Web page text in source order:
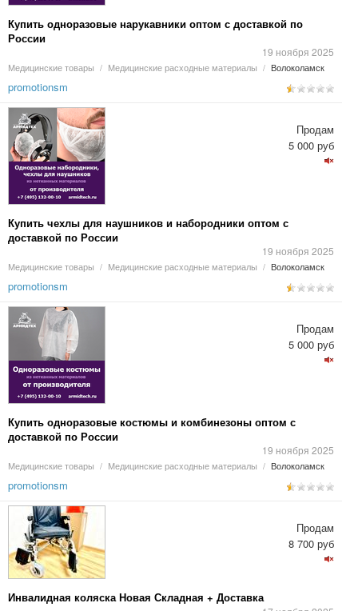
Купить одноразовые нарукавники оптом с доставкой по
России
19 ноября 2025
Медицинские товары / Медицинские расходные материалы / Волоколамск
promotionsm
Купить чехлы для наушников и набородники оптом с
доставкой по России
19 ноября 2025
Медицинские товары / Медицинские расходные материалы / Волоколамск
Продам
5 000 руб
promotionsm
Купить одноразовые костюмы и комбинезоны оптом с
доставкой по России
19 ноября 2025
Медицинские товары / Медицинские расходные материалы / Волоколамск
Продам
5 000 руб
promotionsm
Инвалидная коляска Новая Складная + Доставка
Продам
8 700 руб